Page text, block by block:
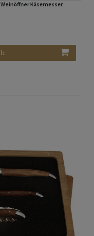
Käsemesser